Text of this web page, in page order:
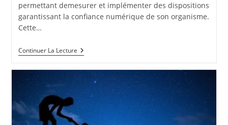
permettant demesurer et implémenter des dispositions
garantissant la confiance numérique de son organisme.
Cette…
Continuer La LectureConfiance
Numérique
Sécurité